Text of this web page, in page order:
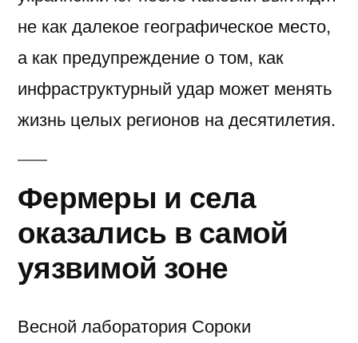
не как далекое географическое место,
а как предупреждение о том, как
инфраструктурный удар может менять
жизнь целых регионов на десятилетия.
Фермеры и села
оказались в самой
уязвимой зоне
Весной лаборатория Сороки